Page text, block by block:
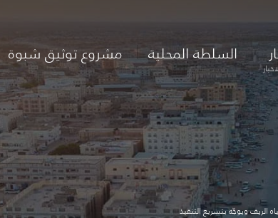
السلطة المحلية مشروع توثيق شبوة
الريف ويوجّه بتسريع التنفيذ